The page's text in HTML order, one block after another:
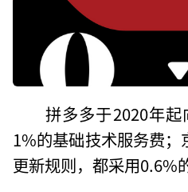
拼多多于2020年
1%的基础技术服务费
更新规则，都采用0.6%